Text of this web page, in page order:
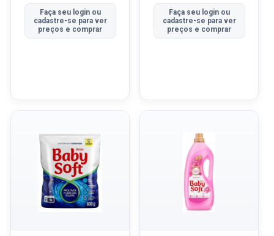
Faça seu login ou
cadastre-se para ver
preços e comprar
Faça seu login ou
cadastre-se para ver
preços e comprar